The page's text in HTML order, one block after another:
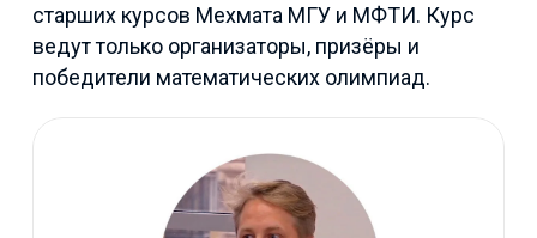
старших курсов Мехмата МГУ и МФТИ. Курс
ведут только организаторы, призёры и
победители математических олимпиад.